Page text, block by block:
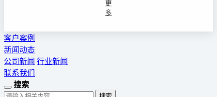
更
多
客户案例
新闻动态
公司新闻 行业新闻
联系我们
搜索